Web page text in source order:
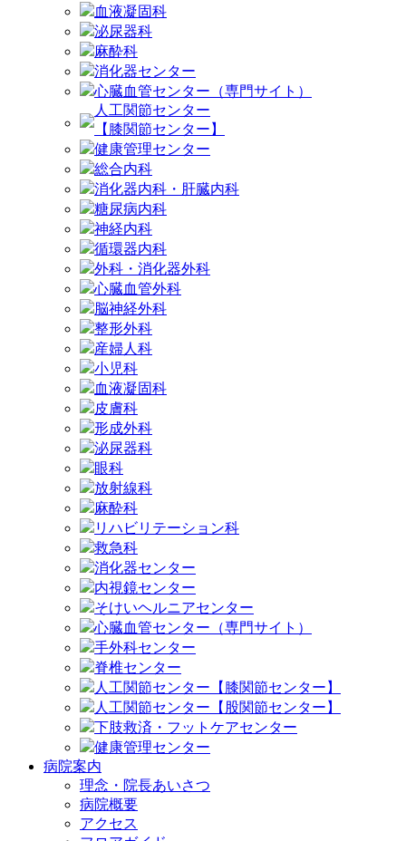
血液凝固科
泌尿器科
麻酔科
消化器センター
心臓血管センター（専門サイト）
人工関節センター
【膝関節センター】
健康管理センター
総合内科
消化器内科・肝臓内科
糖尿病内科
神経内科
循環器内科
外科・消化器外科
心臓血管外科
脳神経外科
整形外科
産婦人科
小児科
血液凝固科
皮膚科
形成外科
泌尿器科
眼科
放射線科
麻酔科
リハビリテーション科
救急科
消化器センター
内視鏡センター
そけいヘルニアセンター
心臓血管センター（専門サイト）
手外科センター
脊椎センター
人工関節センター【膝関節センター】
人工関節センター【股関節センター】
下肢救済・フットケアセンター
健康管理センター
病院案内
理念・院長あいさつ
病院概要
アクセス